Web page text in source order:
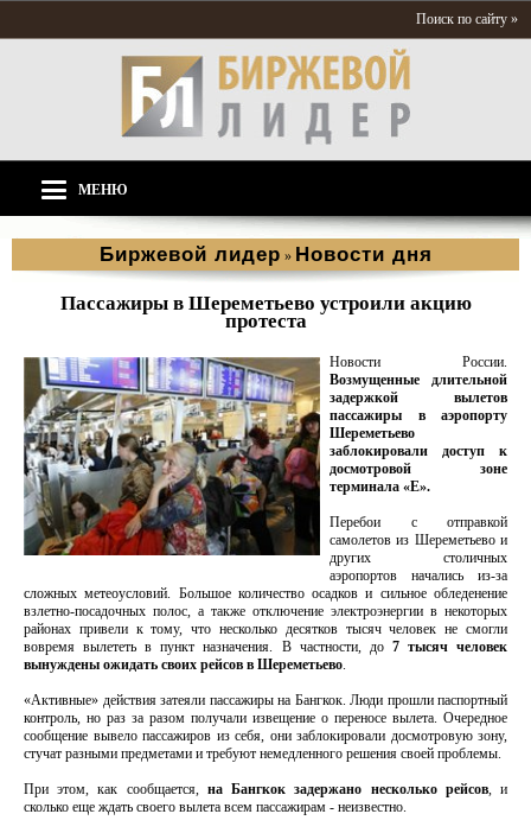
Поиск по сайту »
МЕНЮ
Биржевой лидер » Новости дня
Пассажиры в Шереметьево устроили акцию
протеста
Новости России.
Возмущенные длительной
задержкой вылетов
пассажиры в аэропорту
Шереметьево
заблокировали доступ к
досмотровой зоне
терминала «Е».
Перебои с отправкой
самолетов из Шереметьево и
других столичных
аэропортов начались из-за
сложных метеоусловий. Большое количество осадков и сильное обледенение
взлетно-посадочных полос, а также отключение электроэнергии в некоторых
районах привели к тому, что несколько десятков тысяч человек не смогли
вовремя вылететь в пункт назначения. В частности, до 7 тысяч человек
вынуждены ожидать своих рейсов в Шереметьево.
«Активные» действия затеяли пассажиры на Бангкок. Люди прошли паспортный
контроль, но раз за разом получали извещение о переносе вылета. Очередное
сообщение вывело пассажиров из себя, они заблокировали досмотровую зону,
стучат разными предметами и требуют немедленного решения своей проблемы.
При этом, как сообщается, на Бангкок задержано несколько рейсов, и
сколько еще ждать своего вылета всем пассажирам - неизвестно.